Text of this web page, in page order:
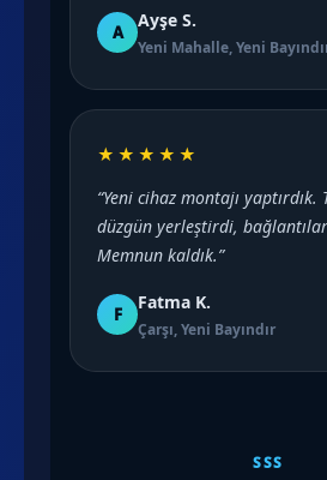
A
Ayşe S.
Yeni Mahalle, Yeni
★★★★★
“Yeni cihaz montajı yaptırdık.
düzgün yerleştirdi,
Memnun kaldık.”
F
Fatma K.
Çarşı, Yeni Bayındır
SSS